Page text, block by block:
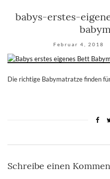
babys-erstes-
Februar 4, 2018
Die richtige Babymatratze finden
Schreibe einen